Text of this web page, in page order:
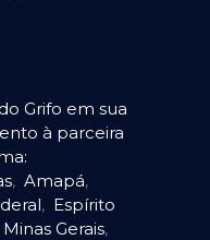
Grifo em sua
à parceira
, Amapá,
, Espírito
Minas Gerais,